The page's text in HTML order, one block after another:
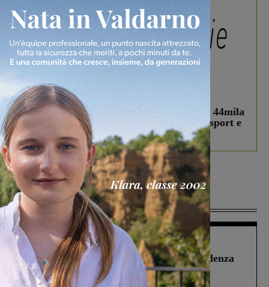
In vetrina 3 Agosto 2026
Estra Notizie agosto: Smart Cities, oltre 44mila
studenti coinvolti, torna il bando per lo sport e
debutta il podcast Estrair
Più lette
Figline Incisa Valdarno 1 Agosto 2026
Piscina di Figline finanziata oltre la scadenza
Pnrr, il gruppo di Fratelli d’Italia: “Un
ringraziamento al Governo”